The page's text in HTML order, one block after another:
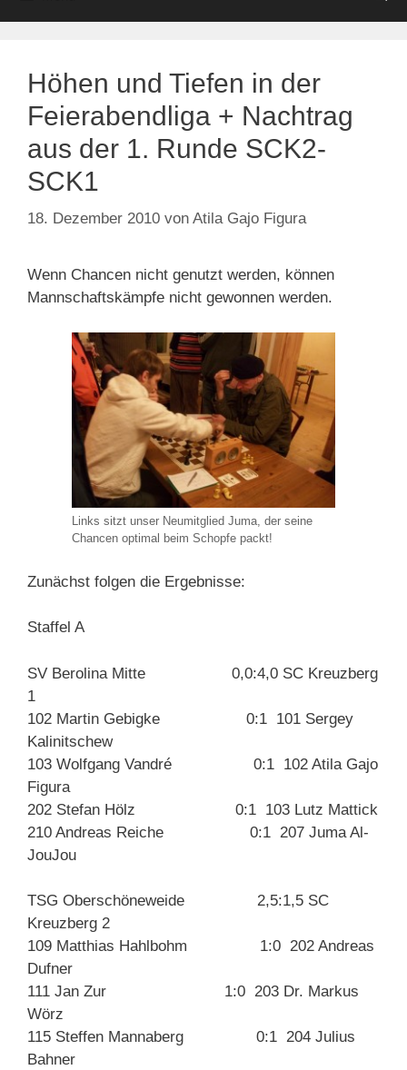
Höhen und Tiefen in der
Feierabendliga + Nachtrag
aus der 1. Runde SCK2-
SCK1
18. Dezember 2010 von Atila Gajo Figura
Wenn Chancen nicht genutzt werden, können
Mannschaftskämpfe nicht gewonnen werden.
Links sitzt unser Neumitglied Juma, der seine
Chancen optimal beim Schopfe packt!
Zunächst folgen die Ergebnisse:
Staffel A
SV Berolina Mitte 0,0:4,0 SC Kreuzberg
1
102 Martin Gebigke 0:1 101 Sergey
Kalinitschew
103 Wolfgang Vandré 0:1 102 Atila Gajo
Figura
202 Stefan Hölz 0:1 103 Lutz Mattick
210 Andreas Reiche 0:1 207 Juma Al-
JouJou
TSG Oberschöneweide 2,5:1,5 SC
Kreuzberg 2
109 Matthias Hahlbohm 1:0 202 Andreas
Dufner
111 Jan Zur 1:0 203 Dr. Markus
Wörz
115 Steffen Mannaberg 0:1 204 Julius
Bahner